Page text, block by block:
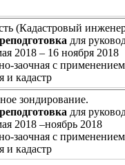
(Кадастровый
для
2018 – 16 ноября 2018
заочная с
и кадастр
зондирование.
для
2018 –ноябрь 2018
заочная с
и кадастр